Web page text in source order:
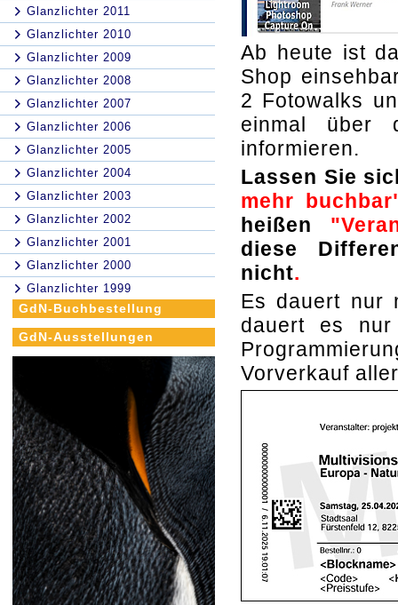
Glanzlichter 2011
Glanzlichter 2010
Glanzlichter 2009
Glanzlichter 2008
Glanzlichter 2007
Glanzlichter 2006
Glanzlichter 2005
Glanzlichter 2004
Glanzlichter 2003
Glanzlichter 2002
Glanzlichter 2001
Glanzlichter 2000
Glanzlichter 1999
GdN-Buchbestellung
GdN-Ausstellungen
Ab heute ist
Shop
2 Fotowalks
einmal über
informieren.
Lassen Sie
mehr
heißen
diese
nicht.
Es dauert nur
dauert es
Vorverkauf